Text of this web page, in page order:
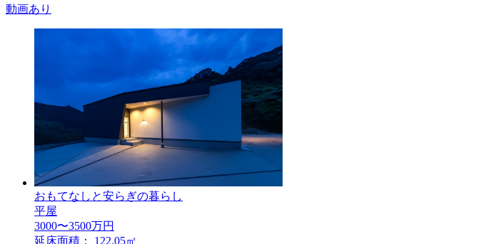
動画あり
おもてなしと安らぎの暮らし
平屋
3000〜3500万円
延床面積：
122.05㎡